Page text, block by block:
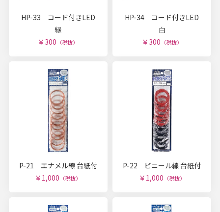
HP-33 コード付きLED
緑
￥300 （税抜）
HP-34 コード付きLED
白
￥300 （税抜）
P-21 エナメル線 台紙付
￥1,000 （税抜）
P-22 ビニール線 台紙付
￥1,000 （税抜）